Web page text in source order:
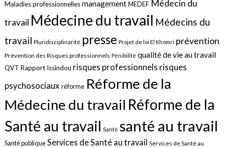
Maladies professionnellesmanagement MEDEF Médecin du
travail Médecine du travail Médecins du
travail Pluridisciplinarité presse Projet de loi El Khomri prévention
Prévention des Risques professionnels Pénibilité qualité de vie au travail
QVT Rapport Issindou risques professionnels risques
psychosociauxréforme Réforme de la
Médecine du travail Réforme de la
Santé au travail Santé santé au travail
Santé publiqueServices de Santé au travail Services de Santé au